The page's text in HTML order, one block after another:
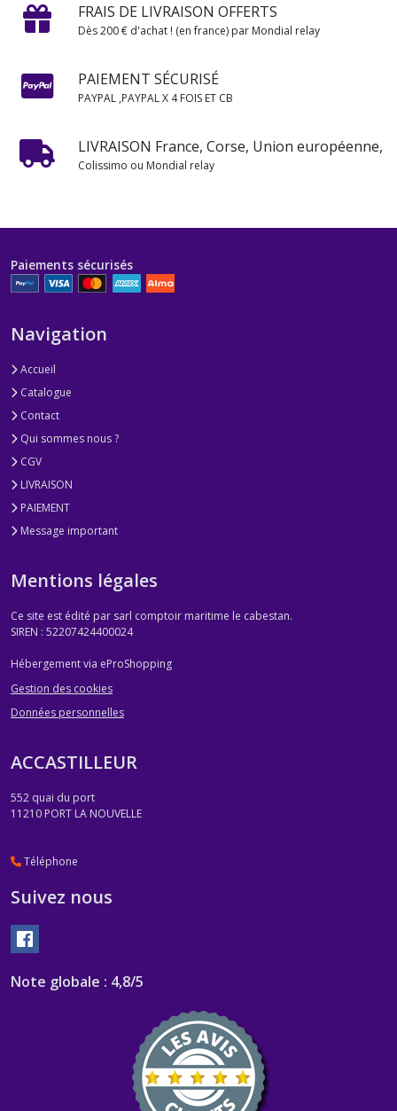
FRAIS DE LIVRAISON OFFERTS
Dès 200 € d'achat ! (en france) par Mondial relay
PAIEMENT SÉCURISÉ
PAYPAL ,PAYPAL X 4 FOIS ET CB
LIVRAISON France, Corse, Union européenne,
Colissimo ou Mondial relay
Paiements sécurisés
Navigation
Accueil
Catalogue
Contact
Qui sommes nous ?
CGV
LIVRAISON
PAIEMENT
Message important
Mentions légales
Ce site est édité par sarl comptoir maritime le cabestan.
SIREN : 52207424400024
Hébergement via eProShopping
Gestion des cookies
Données personnelles
ACCASTILLEUR
552 quai du port
11210 PORT LA NOUVELLE
Téléphone
Suivez nous
Note globale : 4,8/5